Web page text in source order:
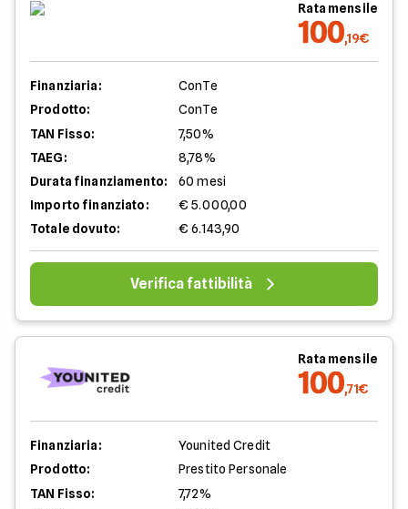
Rata mensile
100,19€
Finanziaria:
ConTe
Prodotto:
ConTe
TAN Fisso:
7,50%
TAEG:
8,78%
Durata finanziamento:
60 mesi
Importo finanziato:
€ 5.000,00
Totale dovuto:
€ 6.143,90
Verifica fattibilità
Rata mensile
100,71€
Finanziaria:
Younited Credit
Prodotto:
Prestito Personale
TAN Fisso:
7,72%